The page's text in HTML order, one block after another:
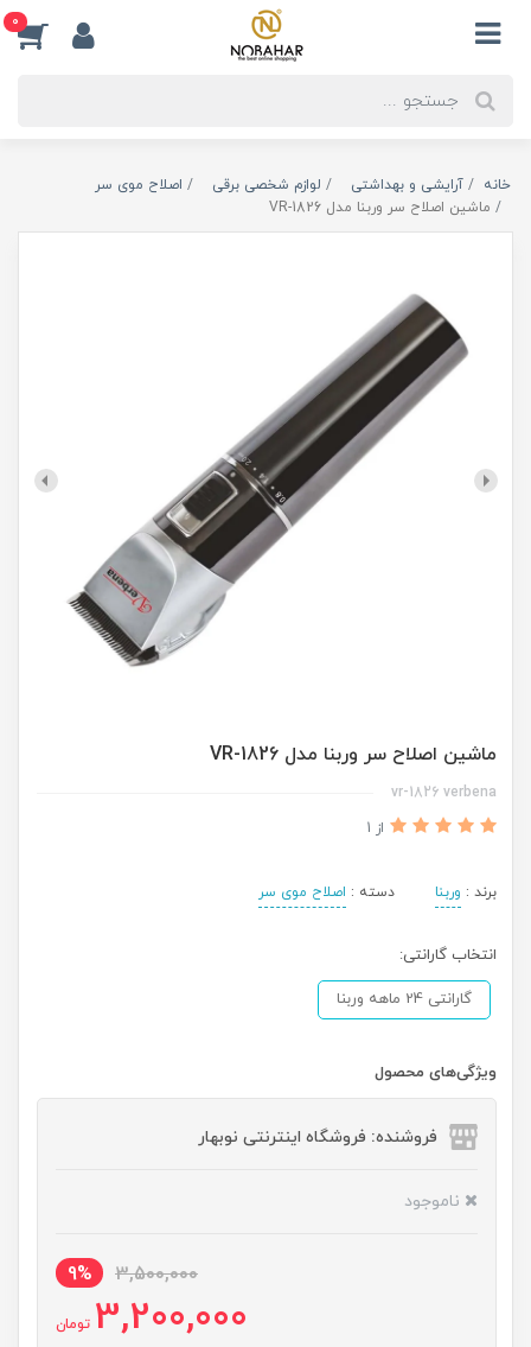
0
خانه آرایشی و بهداشتی لوازم شخصی برقی
اصلاح موی سر
ماشین اصلاح سر وربنا مدل VR-1826
ماشین اصلاح سر وربنا مدل VR-1826
vr-1826 verbena
از 1
برند : وربنا دسته : اصلاح موی سر
انتخاب گارانتی:
گارانتی 24 ماهه وربنا
ویژگی‌های محصول
فروشنده: فروشگاه اینترنتی نوبهار
ناموجود
3,500,000
9%
3,200,000 تومان